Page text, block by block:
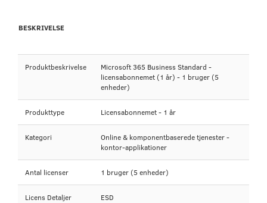
BESKRIVELSE
Produktbeskrivelse
Microsoft 365 Business Standard -
licensabonnemet (1 år) - 1 bruger (5
enheder)
Produkttype Licensabonnemet - 1 år
Kategori
Online & komponentbaserede tjenester -
kontor-applikationer
Antal licenser 1 bruger (5 enheder)
Licens Detaljer ESD